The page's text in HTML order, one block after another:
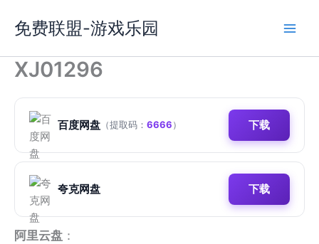
容
免费联盟-游戏乐园
XJ01296
百度网盘 （提取码： 6666） 下载
夸克网盘 下载
阿里云盘 ：